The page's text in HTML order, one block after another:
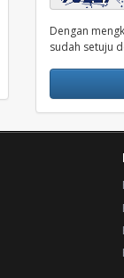
Dengan
sudah setuju